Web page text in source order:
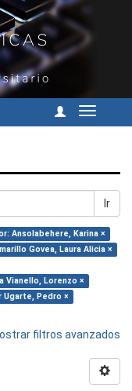
Cambiar
Ir
Ansolabehere, Karina ×
Govea, Laura Alicia ×
Vianello, Lorenzo ×
Ugarte, Pedro ×
filtros avanzados